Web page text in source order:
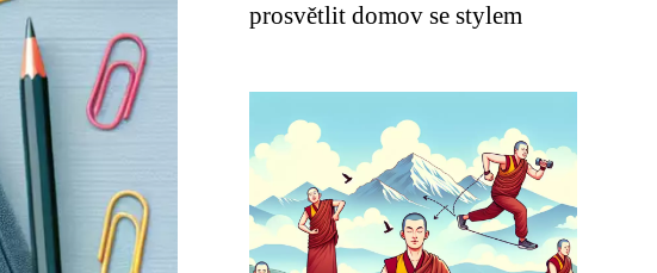
prosvětlit domov se stylem